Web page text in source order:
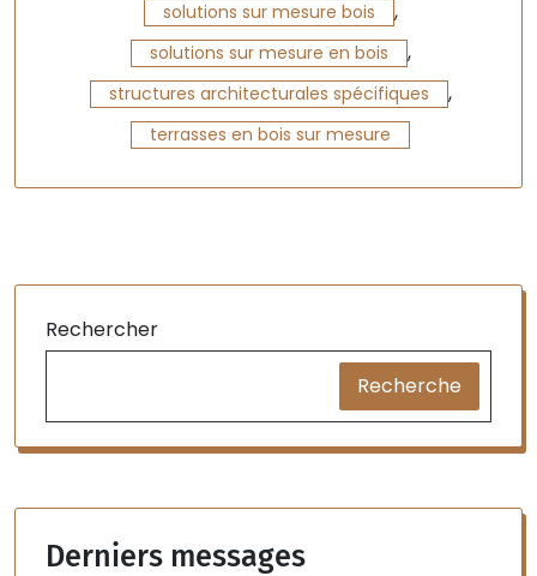
solutions sur mesure bois ,
solutions sur mesure en bois ,
structures architecturales spécifiques ,
terrasses en bois sur mesure
Rechercher
Recherche
Derniers messages